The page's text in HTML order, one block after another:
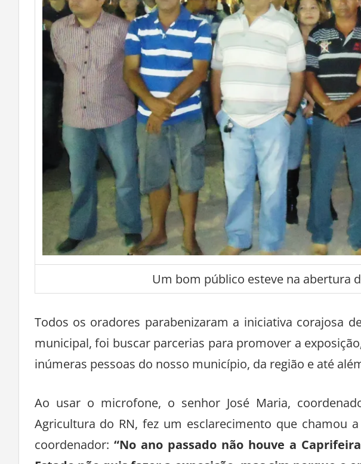
Um bom público esteve na abertura
Todos os oradores parabenizaram a iniciativa corajosa
municipal, foi buscar parcerias para promover a
inúmeras pessoas do nosso município, da região e até
Ao usar o microfone, o senhor José Maria,
Agricultura do RN, fez um esclarecimento que chamou
coordenador:
“No ano passado não houve a